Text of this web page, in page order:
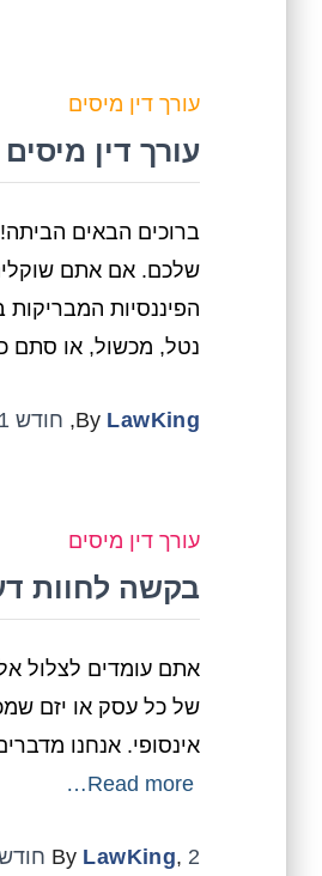
עורך דין מיסים
עורך דין
ברוכים הבאים
שלכם. אם אתם
הפיננסיות
נטל, מכשול, או סתם
By LawKing
, חודש 1
עורך דין מיסים
בקשה לחוות
אתם עומדים לצלול
של כל עסק או יזם
אינסופי. אנחנו
Read more…
By LawKing, 2 חודשים